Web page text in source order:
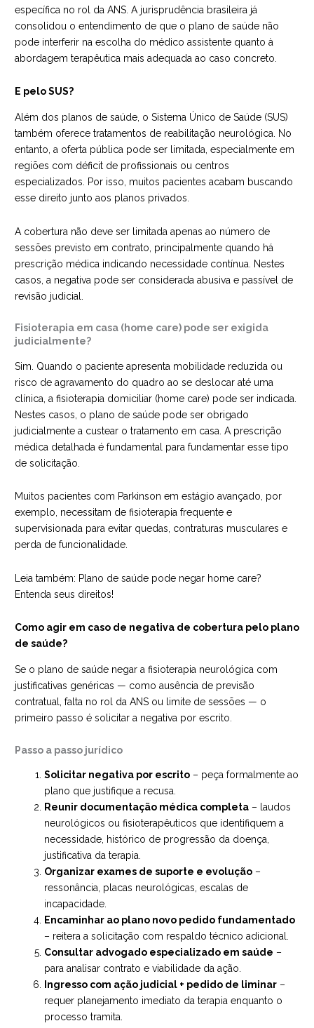
específica no rol da ANS. A jurisprudência brasileira já
consolidou o entendimento de que o plano de saúde não
pode interferir na escolha do médico assistente quanto à
abordagem terapêutica mais adequada ao caso concreto.
E pelo SUS?
Além dos planos de saúde, o Sistema Único de Saúde (SUS)
também oferece tratamentos de reabilitação neurológica. No
entanto, a oferta pública pode ser limitada, especialmente em
regiões com déficit de profissionais ou centros
especializados. Por isso, muitos pacientes acabam buscando
esse direito junto aos planos privados.
A cobertura não deve ser limitada apenas ao número de
sessões previsto em contrato, principalmente quando há
prescrição médica indicando necessidade contínua. Nestes
casos, a negativa pode ser considerada abusiva e passível de
revisão judicial.
Fisioterapia em casa (home care) pode ser exigida
judicialmente?
Sim. Quando o paciente apresenta mobilidade reduzida ou
risco de agravamento do quadro ao se deslocar até uma
clínica, a fisioterapia domiciliar (home care) pode ser indicada.
Nestes casos, o plano de saúde pode ser obrigado
judicialmente a custear o tratamento em casa. A prescrição
médica detalhada é fundamental para fundamentar esse tipo
de solicitação.
Muitos pacientes com Parkinson em estágio avançado, por
exemplo, necessitam de fisioterapia frequente e
supervisionada para evitar quedas, contraturas musculares e
perda de funcionalidade.
Leia também: Plano de saúde pode negar home care?
Entenda seus direitos!
Como agir em caso de negativa de cobertura pelo plano
de saúde?
Se o plano de saúde negar a fisioterapia neurológica com
justificativas genéricas — como ausência de previsão
contratual, falta no rol da ANS ou limite de sessões — o
primeiro passo é solicitar a negativa por escrito.
Passo a passo jurídico
Solicitar negativa por escrito – peça formalmente ao
plano que justifique a recusa.
Reunir documentação médica completa – laudos
neurológicos ou fisioterapêuticos que identifiquem a
necessidade, histórico de progressão da doença,
justificativa da terapia.
Organizar exames de suporte e evolução –
ressonância, placas neurológicas, escalas de
incapacidade.
Encaminhar ao plano novo pedido fundamentado
– reitera a solicitação com respaldo técnico adicional.
Consultar advogado especializado em saúde –
para analisar contrato e viabilidade da ação.
Ingresso com ação judicial + pedido de liminar –
requer planejamento imediato da terapia enquanto o
processo tramita.